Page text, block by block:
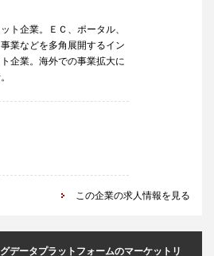
ト企業。ＥＣ、ポータル、
業などを多角展開するイン
企業。海外での事業拡大に
この企業の求人情報を見る
データプラットフォームのマーケットリ